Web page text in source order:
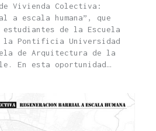
Vivienda Colectiva:
a escala humana”, que
estudiantes de la Escuela
la Pontificia Universidad
de Arquitectura de la
En esta oportunidad…